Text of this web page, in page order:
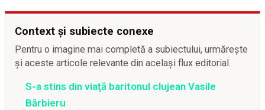
Context și subiecte conexe
Pentru o imagine mai completă a subiectului, urmărește
și aceste articole relevante din același flux editorial.
S-a stins din viaţă baritonul clujean Vasile
Bărbieru